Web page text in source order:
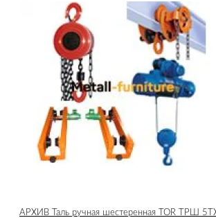
АРХИВ Таль ручная шестеренная TOR ТРШ